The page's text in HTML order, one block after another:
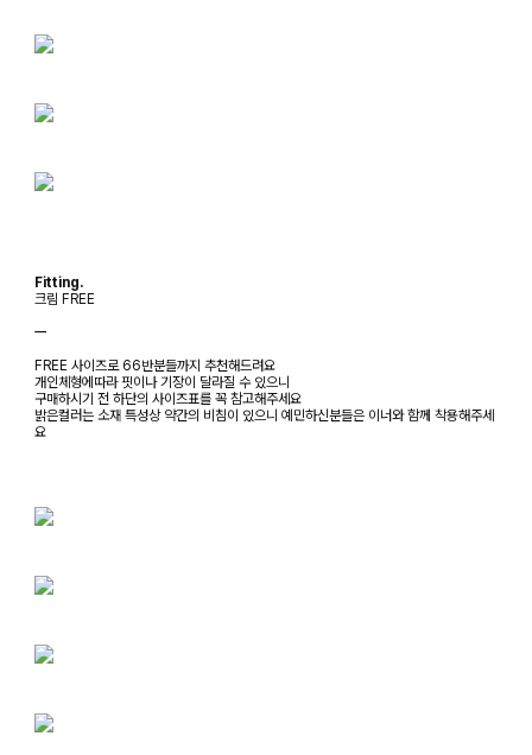
Fitting.
크림 FREE
ㅡ
FREE 사이즈로 66반분들까지 추천해드려요
개인체형에따라 핏이나 기장이 달라질 수 있으니
구매하시기 전 하단의 사이즈표를 꼭 참고해주세요
밝은컬러는 소재 특성상 약간의 비침이 있으니 예민하신분들은 이너와 함께 착용해주세
요